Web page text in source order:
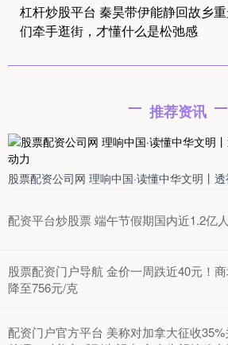
杠杆炒股平台 秦昊带伊能静回故乡
们牵手逛街，才懂什么是松弛感
推荐资讯
股票配资公司网 理响中国·读懂中华文明丨
配资平台炒股票 端午节假期国内近1.2亿
股票配资门户导航 金价一周跌近40元！
降至756元/克
配资门户官方平台 美称对加拿大征收35%